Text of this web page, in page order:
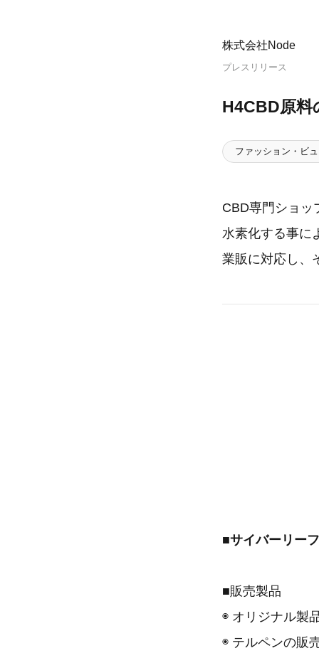
株式会社Node
プレスリリース
H4CBD原料
ファッション・ビ
CBD専門ショッ
水素化する事に
業販に対応し、
■サイバーリー
■販売製品
◉ オリジナル製
◉ テルペンの販